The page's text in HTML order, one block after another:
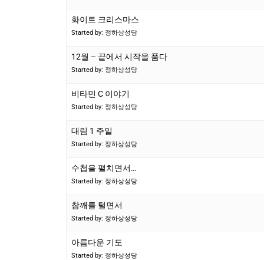
화이트 크리스마스
Started by: 정하상성당
12월 – 끝에서 시작을 품다
Started by: 정하상성당
비타민 C 이야기
Started by: 정하상성당
대림 1 주일
Started by: 정하상성당
수첩을 펼치면서…
Started by: 정하상성당
참깨를 털면서
Started by: 정하상성당
아름다운 기도
Started by: 정하상성당